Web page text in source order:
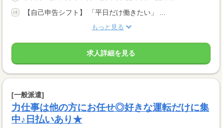
【自己申告シフト】 「平日だけ働きたい」 ...
もっと見る
求人詳細を見る
[一般派遣]
力仕事は他の方にお任せ◎好きな運転だけに集
中♪日払いあり★